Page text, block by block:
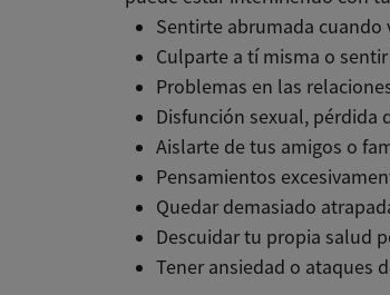
Sentirte abrumada cuando
Culparte a tí misma o
Problemas en las
Disfunción sexual, pérdida
Aislarte de tus amigos o
Pensamientos
Quedar demasiado
Descuidar tu propia salud
Tener ansiedad o ataques